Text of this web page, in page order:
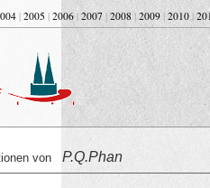
| 2005 | 2006| 2007 | 2008 | 2009 | 2010|
von P.Q.Phan